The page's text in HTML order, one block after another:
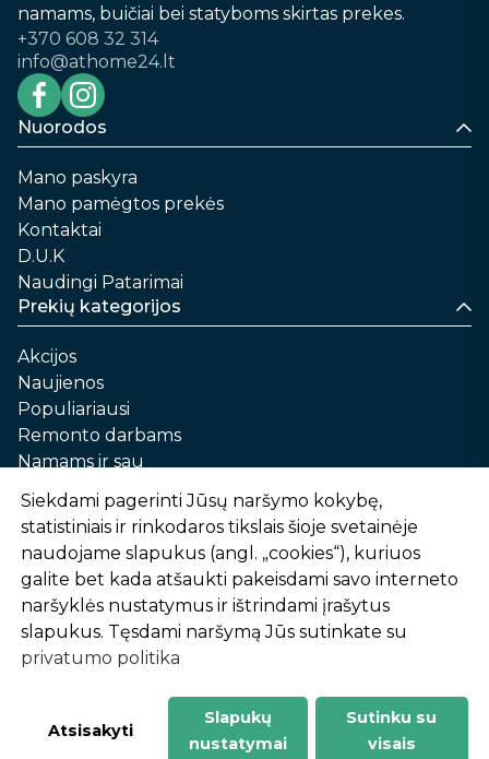
namams, buičiai bei statyboms skirtas prekes.
+370 608 32 314
info@athome24.lt
Nuorodos
Mano paskyra
Mano pamėgtos prekės
Kontaktai
D.U.K
Naudingi Patarimai
Prekių kategorijos
Akcijos
Naujienos
Populiariausi
Remonto darbams
Namams ir sau
Automobilių priežiūrai
Sodui ir daržui
Informacija
Apie mus
Prekių pirkimo – pardavimo taisyklės
Prekių pristatymas ir atsiėmimas
Garantinis aptarnavimas ir prekių grąžinimas
Privatumo politika
-
1
2
%
n
u
o
l
a
i
d
Siekdami pagerinti Jūsų naršymo kokybę,
statistiniais ir rinkodaros tikslais šioje svetainėje
naudojame slapukus (angl. „cookies“), kuriuos
galite bet kada atšaukti pakeisdami savo interneto
naršyklės nustatymus ir ištrindami įrašytus
slapukus. Tęsdami naršymą Jūs sutinkate su
privatumo politika
Atsisakyti
Slapukų
nustatymai
Sutinku su
visais